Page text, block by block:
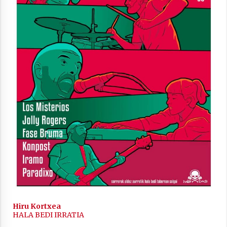
inguruko tailerraren audioa
2021/11/25
Mahai-ingurua: irratia, podcastak
eta ondoren zer?
Arrosaren IX. Topaketak – Mila
Hiru Kortxea
HALA BEDI IRRATIA